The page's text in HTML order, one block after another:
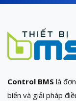
Control BMS là
biến và giải pháp